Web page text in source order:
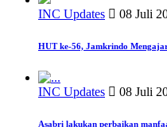
INC Updates 08 Juli
HUT ke-56, Jamkrindo
INC Updates 08 Juli
Asabri lakukan perbaikan